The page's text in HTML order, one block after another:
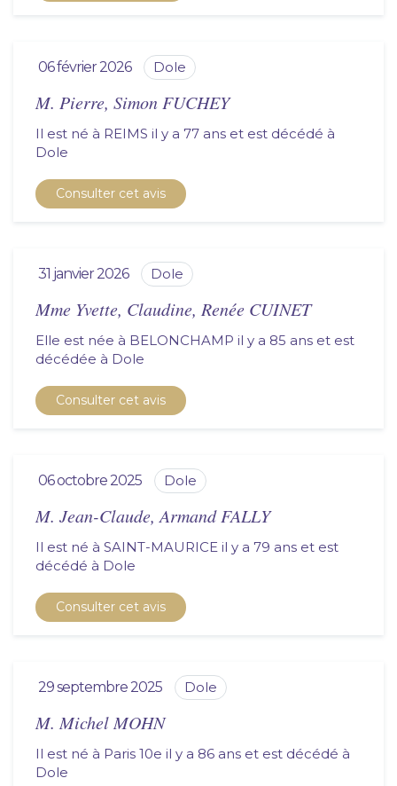
06 février 2026 dole
M. Pierre, Simon FUCHEY
Il est né à REIMS il y a 77 ans et est décédé à
dole
Consulter cet avis
31 janvier 2026 dole
Mme Yvette, Claudine, Renée CUINET
Elle est née à BELONCHAMP il y a 85 ans et est
décédée à
dole
Consulter cet avis
06 octobre 2025 dole
M. Jean-Claude, Armand FALLY
Il est né à SAINT-MAURICE il y a 79 ans et est
décédé à
dole
Consulter cet avis
29 septembre 2025 dole
M. Michel MOHN
Il est né à Paris 10e il y a 86 ans et est décédé à
dole